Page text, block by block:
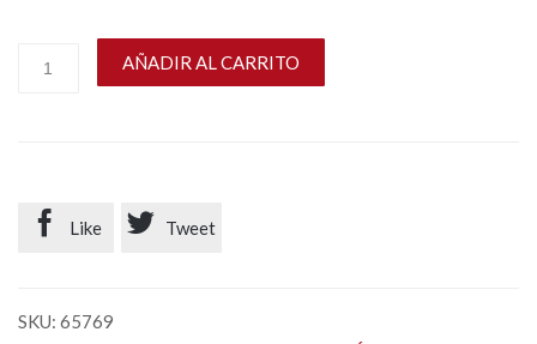
AÑADIR AL CARRITO
 Like  Tweet
SKU: 65769